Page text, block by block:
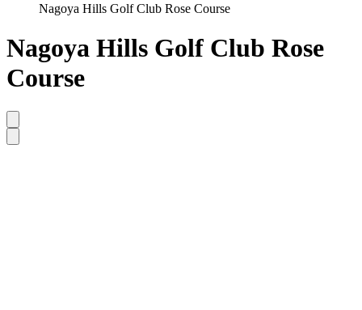
Nagoya Hills Golf Club Rose Course
Nagoya Hills Golf Club Rose
Course